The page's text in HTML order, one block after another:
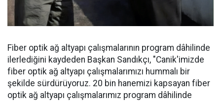
Fiber optik ağ altyapı çalışmalarının program dâhilinde
ilerlediğini kaydeden Başkan Sandıkçı, "Canik'imizde
fiber optik ağ altyapı çalışmalarımızı hummalı bir
şekilde sürdürüyoruz. 20 bin hanemizi kapsayan fiber
optik ağ altyapı çalışmalarımız program dâhilinde